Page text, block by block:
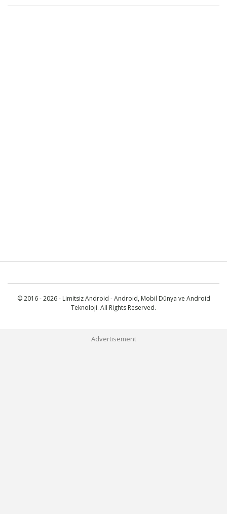
© 2016 - 2026 - Limitsiz Android - Android, Mobil Dünya ve Android
Teknoloji. All Rights Reserved.
Advertisement